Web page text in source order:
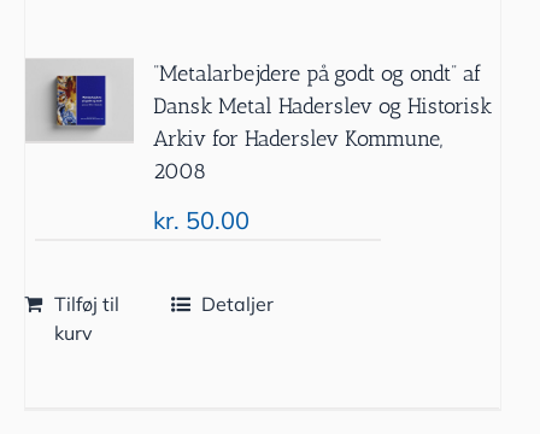
”Metalarbejdere på godt og ondt” af
Dansk Metal Haderslev og Historisk
Arkiv for Haderslev Kommune,
2008
kr. 50.00
Tilføj til
kurv
Detaljer